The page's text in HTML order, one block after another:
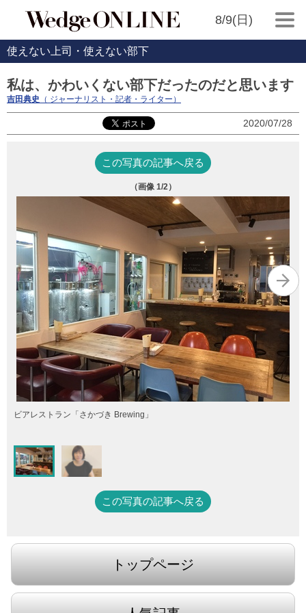
8/9(日)
使えない上司・使えない部下
私は、かわいくない部下だったのだと思います
吉田典史 （ ジャーナリスト・記者・ライター）
2020/07/28
この写真の記事へ戻る
（画像 1/2）
ビアレストラン「さかづき Brewing」
この写真の記事へ戻る
トップページ